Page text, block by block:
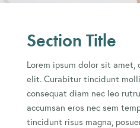
Section Title
Lorem ipsum dolor sit
elit. Curabitur tincidunt
consequat diam nec leo
accumsan eros nec sem
tincidunt risus magna,